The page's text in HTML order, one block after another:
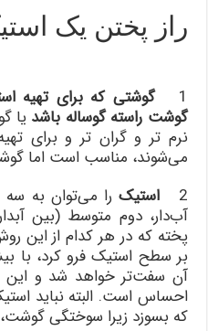
راز پختن یک
1
گوشتی که برای تهیه
گوشت راسته گوساله باشد یا
نرم تر و گران تر و برای
می‌شوند، مناسب است اما
2
استیک را می‌توان به
آب‌دار، دوم متوسط (بین
پخته که در هر کدام از این
بر سطح استیک فرو کرد، با
آن سفت‌تر خواهد شد و
احساس است. البته نباید
که بسوزد زیرا سوختگی